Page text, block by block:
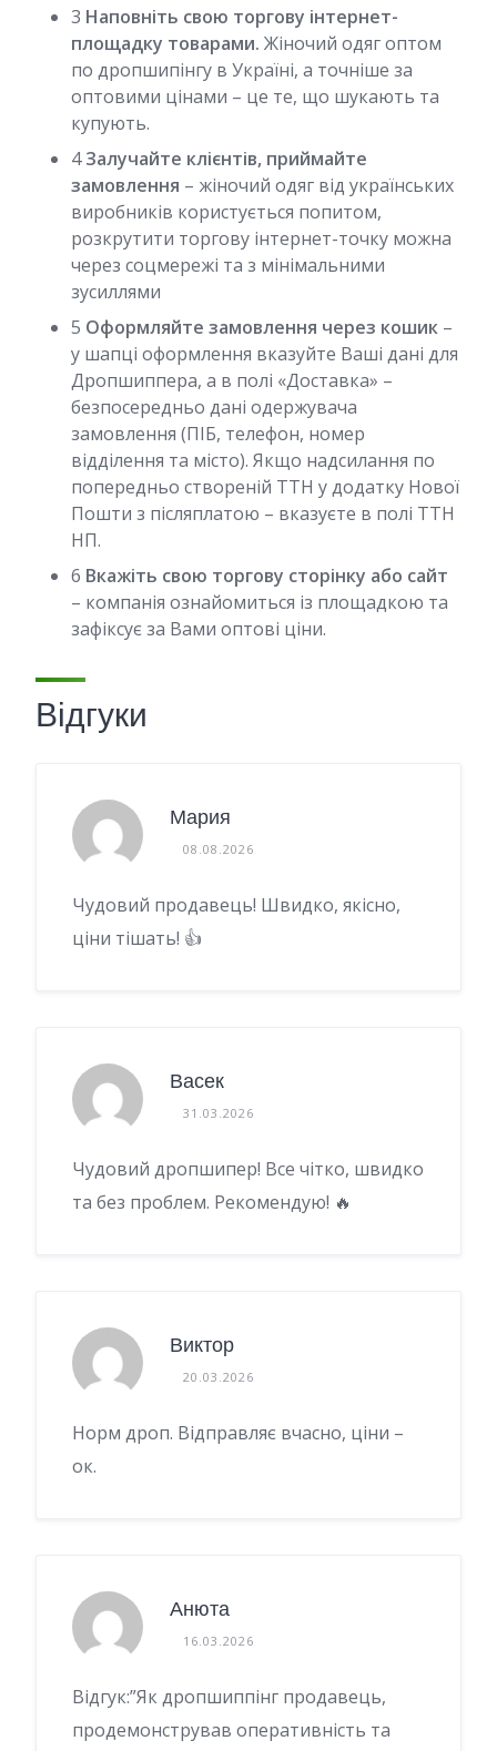
3 Наповніть свою торгову інтернет-
площадку товарами. Жіночий одяг оптом
по дропшипінгу в Україні, а точніше за
оптовими цінами – це те, що шукають та
купують.
4Залучайте клієнтів, приймайте
замовлення – жіночий одяг від українських
виробників користується попитом,
розкрутити торгову інтернет-точку можна
через соцмережі та з мінімальними
зусиллями
5 Оформляйте замовлення через кошик –
у шапці оформлення вказуйте Ваші дані для
Дропшиппера, а в полі «Доставка» –
безпосередньо дані одержувача
замовлення (ПІБ, телефон, номер
відділення та місто). Якщо надсилання по
попередньо створеній ТТН у додатку Нової
Пошти з післяплатою – вказуєте в полі ТТН
НП.
6 Вкажіть свою торгову сторінку або сайт
– компанія ознайомиться із площадкою та
зафіксує за Вами оптові ціни.
Відгуки
Мария
08.08.2026
Чудовий продавець! Швидко, якісно, ​​
ціни тішать! 👍
Васек
31.03.2026
Чудовий дропшипер! Все чітко, швидко
та без проблем. Рекомендую! 🔥
Виктор
20.03.2026
Норм дроп. Відправляє вчасно, ціни –
ок.
Анюта
16.03.2026
Відгук:”Як дропшиппінг продавець,
продемонстрував оперативність та